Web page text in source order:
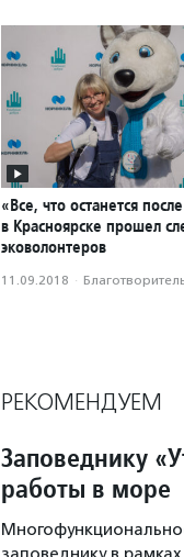
«Все, что останется
в Красноярске прошел
эковолонтеров
11.09.2018 ·
РЕКОМЕНДУЕМ
Заповеднику
работы в море